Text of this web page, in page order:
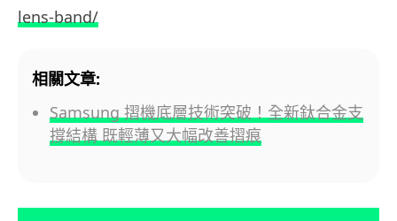
lens-band/
相關文章:
Samsung 摺機底層技術突破！全新鈦合金支
撐結構 既輕薄又大幅改善摺痕